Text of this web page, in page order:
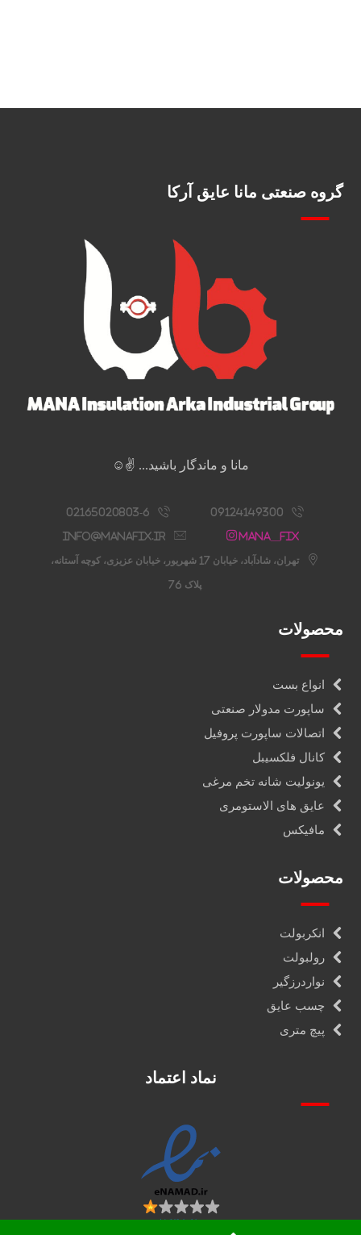
گروه صنعتی مانا عایق آرکا
مانا و ماندگار باشید... ✌️☺️
09124149300
02165020803-6
Mana__fix
info@manafix.ir
تهران، شادآباد، خیابان 17 شهریور، خیابان عزیزی، کوچه آستانه،
پلاک 76
محصولات
انواع بست
ساپورت مدولار صنعتی
اتصالات ساپورت پروفیل
کانال فلکسیبل
یونولیت شانه تخم مرغی
عایق های الاستومری
مافیکس
محصولات
انکربولت
رولبولت
نواردرزگیر
چسب عایق
پیچ متری
نماد اعتماد